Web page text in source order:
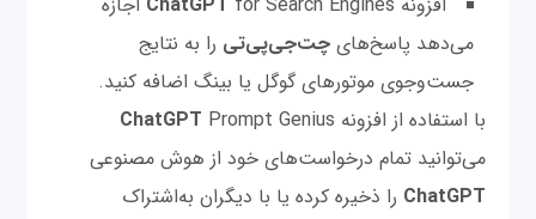
می‌دهد پاسخ‌هایچت‌‌جی‌پی‌تی را به نتایج
جست‌وجوی موتورهای گوگل یا بینگ اضافه کنید.
با استفاده از افزونه
ChatGPT Prompt Genius
می‌توانید تمام درخواست‌های خود از هوش مصنوعی
ChatGPT را ذخیره کرده یا با دیگران به‌اشتراک